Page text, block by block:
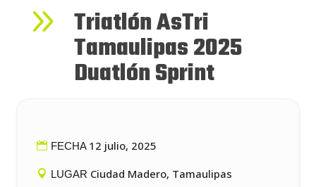
9 Triatlón AsTri
Tamaulipas 2025
Duatlón Sprint
FECHA 12 julio, 2025
LUGAR Ciudad Madero, Tamaulipas